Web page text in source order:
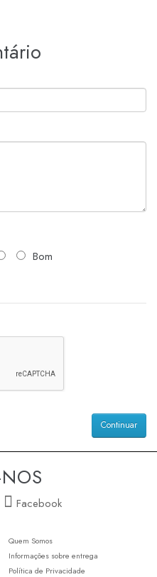
Bom
Continuar
Facebook
Quem Somos
Informações sobre entrega
Política de Privacidade